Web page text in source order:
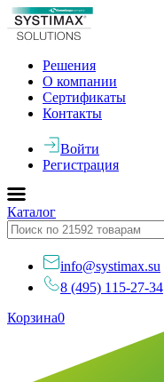
Решения
О компании
Сертификаты
Контакты
Войти
Регистрация
Каталог
info@systimax.su
8 (495) 115-27-34
Корзина0